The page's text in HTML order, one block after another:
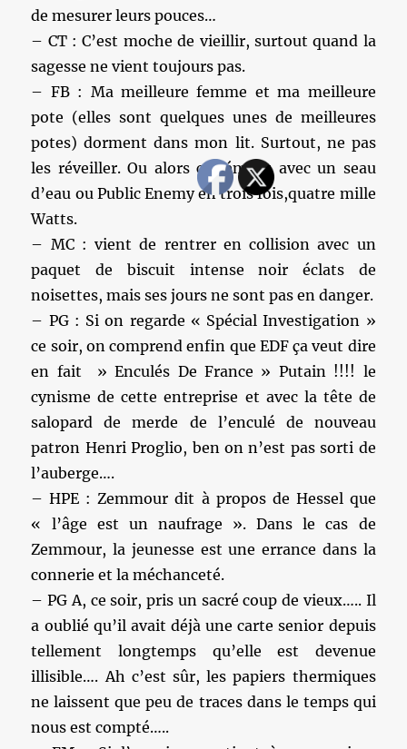
de mesurer leurs pouces…
– CT : C’est moche de vieillir, surtout quand la
sagesse ne vient toujours pas.
– FB : Ma meilleure femme et ma meilleure
pote (elles sont quelques unes de meilleures
potes) dorment dans mon lit. Surtout, ne pas
les réveiller. Ou alors carrément avec un seau
d’eau ou Public Enemy en trois fois,quatre mille
Watts.
– MC : vient de rentrer en collision avec un
paquet de biscuit intense noir éclats de
noisettes, mais ses jours ne sont pas en danger.
– PG : Si on regarde « Spécial Investigation »
ce soir, on comprend enfin que EDF ça veut dire
en fait » Enculés De France » Putain !!!! le
cynisme de cette entreprise et avec la tête de
salopard de merde de l’enculé de nouveau
patron Henri Proglio, ben on n’est pas sorti de
l’auberge….
– HPE : Zemmour dit à propos de Hessel que
« l’âge est un naufrage ». Dans le cas de
Zemmour, la jeunesse est une errance dans la
connerie et la méchanceté.
– PG A, ce soir, pris un sacré coup de vieux….. Il
a oublié qu’il avait déjà une carte senior depuis
tellement longtemps qu’elle est devenue
illisible…. Ah c’est sûr, les papiers thermiques
ne laissent que peu de traces dans le temps qui
nous est compté…..